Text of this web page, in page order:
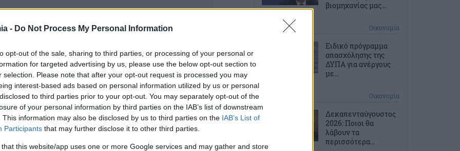
- Do Not Process My Personal Information
opt-out of the sale, sharing to third parties, or processing of your personal or
for targeted advertising by us, please use the below opt-out section to
selection. Please note that after your opt-out request is processed you may
interest-based ads based on personal information utilized by us or personal
to third parties prior to your opt-out. You may separately opt-out of the
of your personal information by third parties on the IAB’s list of downstream
This information may also be disclosed by us to third parties on the IAB’s List of
Participants that may further disclose it to other third parties.
that this website/app uses one or more Google services and may gather and store
και Αποκλειομένων του Προγράμματος
2026-2027 της Δημόσιας Υπηρεσίας
της, www.dypa.gov.gr.
ο συνολικός προϋπολογισμός ανέρχεται σε50 εκ.
βιομηχανίας μας...
48 λεπτά πριν Οικονομία
Ειδικό πρόγραμμα
απασχόλησης της
ΔΥΠΑ για ανέργους
με...
Οικονομία
Δεκαπενταύγουστος
2026: Ποιοι θα
λάβουν τα
περισσότερα...